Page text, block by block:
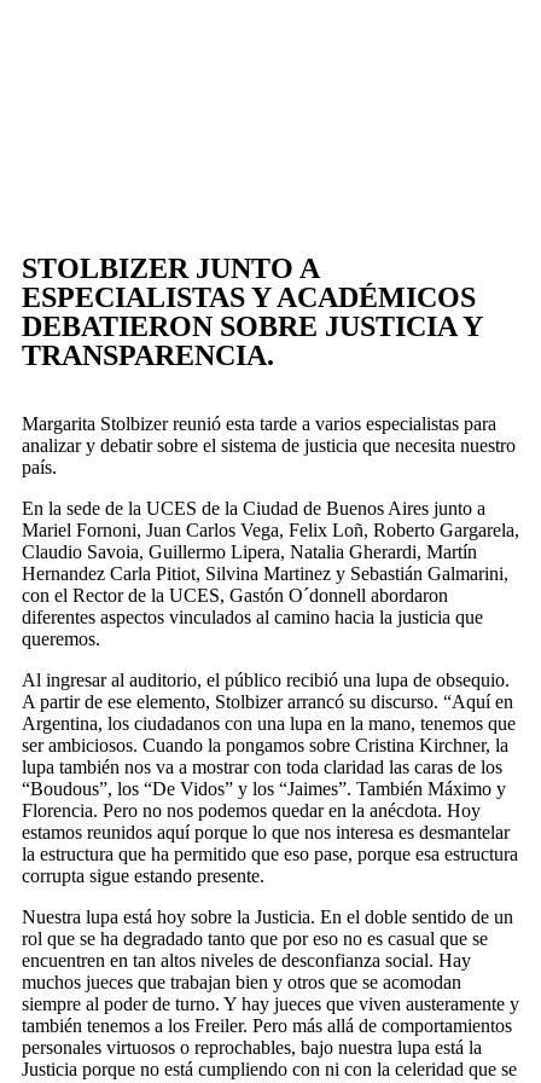
STOLBIZER JUNTO A
ESPECIALISTAS Y ACADÉMICOS
DEBATIERON SOBRE JUSTICIA Y
TRANSPARENCIA.
Margarita Stolbizer reunió esta tarde a varios especialistas para
analizar y debatir sobre el sistema de justicia que necesita nuestro
país.
En la sede de la UCES de la Ciudad de Buenos Aires junto a
Mariel Fornoni, Juan Carlos Vega, Felix Loñ, Roberto Gargarela,
Claudio Savoia, Guillermo Lipera, Natalia Gherardi, Martín
Hernandez Carla Pitiot, Silvina Martinez y Sebastián Galmarini,
con el Rector de la UCES, Gastón O´donnell abordaron
diferentes aspectos vinculados al camino hacia la justicia que
queremos.
Al ingresar al auditorio, el público recibió una lupa de obsequio.
A partir de ese elemento, Stolbizer arrancó su discurso. “Aquí en
Argentina, los ciudadanos con una lupa en la mano, tenemos que
ser ambiciosos. Cuando la pongamos sobre Cristina Kirchner, la
lupa también nos va a mostrar con toda claridad las caras de los
“Boudous”, los “De Vidos” y los “Jaimes”. También Máximo y
Florencia. Pero no nos podemos quedar en la anécdota. Hoy
estamos reunidos aquí porque lo que nos interesa es desmantelar
la estructura que ha permitido que eso pase, porque esa estructura
corrupta sigue estando presente.
Nuestra lupa está hoy sobre la Justicia. En el doble sentido de un
rol que se ha degradado tanto que por eso no es casual que se
encuentren en tan altos niveles de desconfianza social. Hay
muchos jueces que trabajan bien y otros que se acomodan
siempre al poder de turno. Y hay jueces que viven austeramente y
también tenemos a los Freiler. Pero más allá de comportamientos
personales virtuosos o reprochables, bajo nuestra lupa está la
Justicia porque no está cumpliendo con ni con la celeridad que se